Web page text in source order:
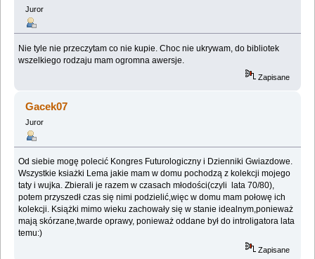
Juror
Nie tyle nie przeczytam co nie kupie. Choc nie ukrywam, do bibliotek
wszelkiego rodzaju mam ogromna awersje.
Zapisane
Gacek07
Juror
Od siebie mogę polecić Kongres Futurologiczny i Dzienniki Gwiazdowe.
Wszystkie ksiażki Lema jakie mam w domu pochodzą z kolekcji mojego
taty i wujka. Zbierali je razem w czasach młodości(czyli lata 70/80),
potem przyszedł czas się nimi podzielić,więc w domu mam połowę ich
kolekcji. Książki mimo wieku zachowały się w stanie idealnym,ponieważ
mają skórzane,twarde oprawy, ponieważ oddane był do introligatora lata
temu:)
Zapisane